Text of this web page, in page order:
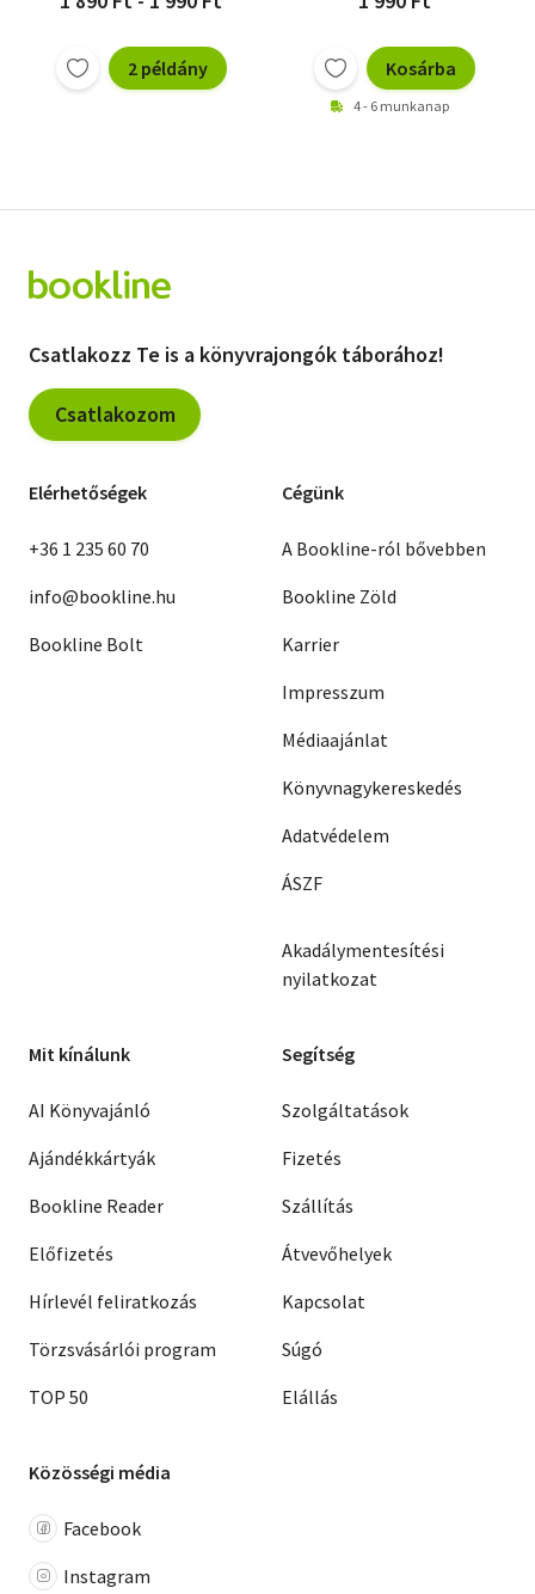
2 példány Kosárba
4 - 6 munkanap
Csatlakozz Te is a könyvrajongók táborához!
Csatlakozom
Elérhetőségek
+36 1 235 60 70
info@bookline.hu
Bookline Bolt
Cégünk
A Bookline-ról bővebben
Bookline Zöld
Karrier
Impresszum
Médiaajánlat
Könyvnagykereskedés
Adatvédelem
ÁSZF
Akadálymentesítési
nyilatkozat
Mit kínálunk
AI Könyvajánló
Ajándékkártyák
Bookline Reader
Előfizetés
Hírlevél feliratkozás
Törzsvásárlói program
TOP 50
Segítség
Szolgáltatások
Fizetés
Szállítás
Átvevőhelyek
Kapcsolat
Súgó
Elállás
Közösségi média
Facebook
Instagram